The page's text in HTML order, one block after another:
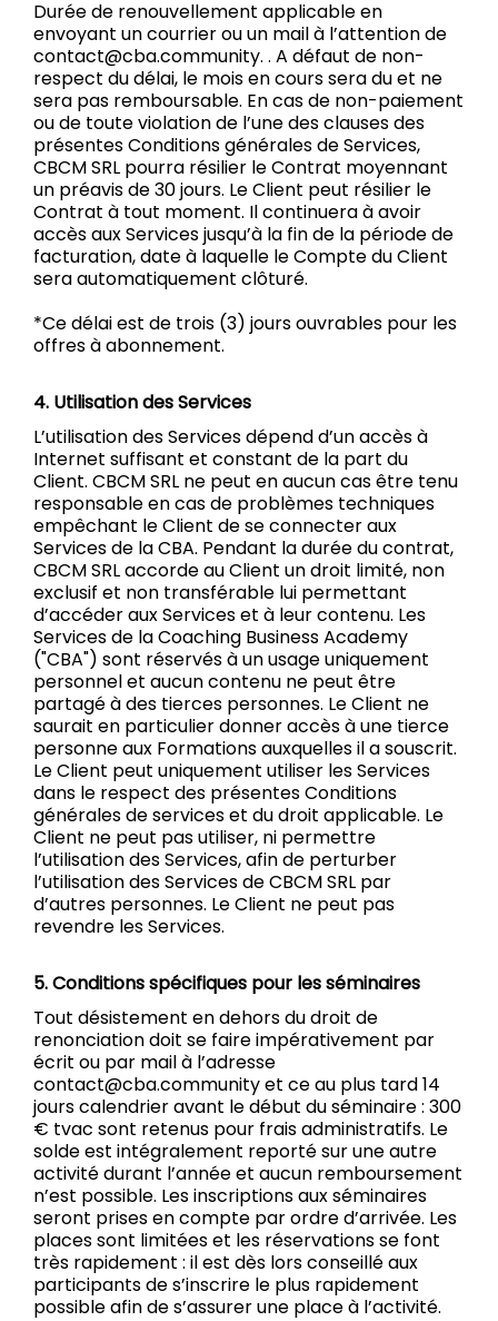
Durée de renouvellement applicable en
envoyant un courrier ou un mail à l’attention de
contact@cba.community. . A défaut de non-
respect du délai, le mois en cours sera du et ne
sera pas remboursable. En cas de non-paiement
ou de toute violation de l’une des clauses des
présentes Conditions générales de Services,
CBCM SRL pourra résilier le Contrat moyennant
un préavis de 30 jours. Le Client peut résilier le
Contrat à tout moment. Il continuera à avoir
accès aux Services jusqu’à la fin de la période de
facturation, date à laquelle le Compte du Client
sera automatiquement clôturé.
*Ce délai est de trois (3) jours ouvrables pour les
offres à abonnement.
4. Utilisation des Services
L’utilisation des Services dépend d’un accès à
Internet suffisant et constant de la part du
Client. CBCM SRL ne peut en aucun cas être tenu
responsable en cas de problèmes techniques
empêchant le Client de se connecter aux
Services de la CBA. Pendant la durée du contrat,
CBCM SRL accorde au Client un droit limité, non
exclusif et non transférable lui permettant
d’accéder aux Services et à leur contenu. Les
Services de la Coaching Business Academy
("CBA") sont réservés à un usage uniquement
personnel et aucun contenu ne peut être
partagé à des tierces personnes. Le Client ne
saurait en particulier donner accès à une tierce
personne aux Formations auxquelles il a souscrit.
Le Client peut uniquement utiliser les Services
dans le respect des présentes Conditions
générales de services et du droit applicable. Le
Client ne peut pas utiliser, ni permettre
l’utilisation des Services, afin de perturber
l’utilisation des Services de CBCM SRL par
d’autres personnes. Le Client ne peut pas
revendre les Services.
5. Conditions spécifiques pour les séminaires
Tout désistement en dehors du droit de
renonciation doit se faire impérativement par
écrit ou par mail à l’adresse
contact@cba.community et ce au plus tard 14
jours calendrier avant le début du séminaire : 300
€ tvac sont retenus pour frais administratifs. Le
solde est intégralement reporté sur une autre
activité durant l’année et aucun remboursement
n’est possible. Les inscriptions aux séminaires
seront prises en compte par ordre d’arrivée. Les
places sont limitées et les réservations se font
très rapidement : il est dès lors conseillé aux
participants de s’inscrire le plus rapidement
possible afin de s’assurer une place à l’activité.